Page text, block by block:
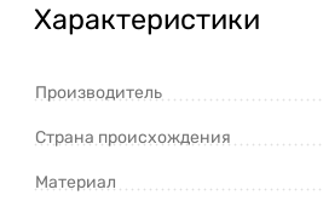
Характеристики
Производитель
Страна происхождения
Материал